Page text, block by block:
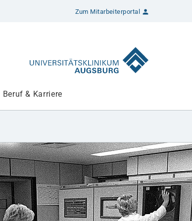
Zum Mitarbeiterportal
Beruf & Karriere